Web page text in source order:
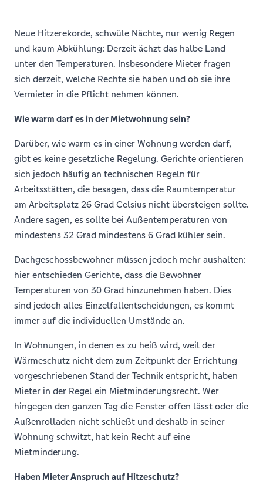
Neue Hitzerekorde, schwüle Nächte, nur wenig Regen
und kaum Abkühlung: Derzeit ächzt das halbe Land
unter den Temperaturen. Insbesondere Mieter fragen
sich derzeit, welche Rechte sie haben und ob sie ihre
Vermieter in die Pflicht nehmen können.
Wie warm darf es in der Mietwohnung sein?
Darüber, wie warm es in einer Wohnung werden darf,
gibt es keine gesetzliche Regelung. Gerichte orientieren
sich jedoch häufig an technischen Regeln für
Arbeitsstätten, die besagen, dass die Raumtemperatur
am Arbeitsplatz 26 Grad Celsius nicht übersteigen sollte.
Andere sagen, es sollte bei Außentemperaturen von
mindestens 32 Grad mindestens 6 Grad kühler sein.
Dachgeschossbewohner müssen jedoch mehr aushalten:
hier entschieden Gerichte, dass die Bewohner
Temperaturen von 30 Grad hinzunehmen haben. Dies
sind jedoch alles Einzelfallentscheidungen, es kommt
immer auf die individuellen Umstände an.
In Wohnungen, in denen es zu heiß wird, weil der
Wärmeschutz nicht dem zum Zeitpunkt der Errichtung
vorgeschriebenen Stand der Technik entspricht, haben
Mieter in der Regel ein Mietminderungsrecht. Wer
hingegen den ganzen Tag die Fenster offen lässt oder die
Außenrolladen nicht schließt und deshalb in seiner
Wohnung schwitzt, hat kein Recht auf eine
Mietminderung.
Haben Mieter Anspruch auf Hitzeschutz?